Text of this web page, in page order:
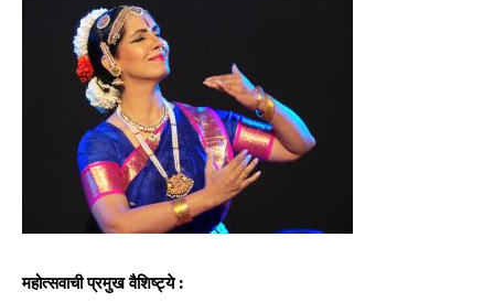
महोत्सवाची प्रमुख वैशिष्ट्ये: